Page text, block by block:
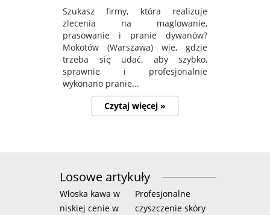
Szukasz firmy, która realizuje
zlecenia na maglowanie,
prasowanie i pranie dywanów?
Mokotów (Warszawa) wie, gdzie
trzeba się udać, aby szybko,
sprawnie i profesjonalnie
wykonano pranie...
Czytaj więcej »
Losowe artykuły
Włoska kawa w
niskiej cenie w
Profesjonalne
czyszczenie skóry